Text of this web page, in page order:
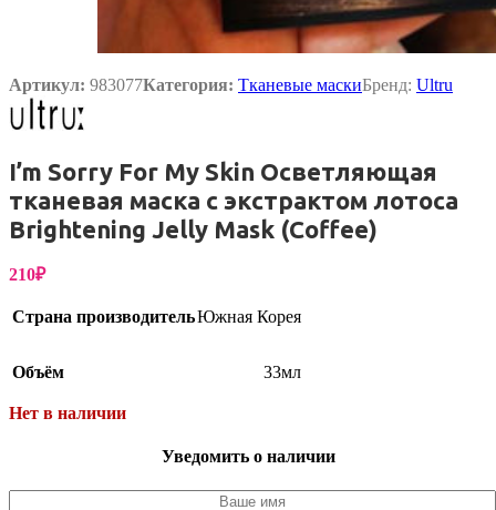
Артикул: 983077Категория: Тканевые маскиБренд: Ultru
I’m Sorry For My Skin Осветляющая
тканевая маска с экстрактом лотоса
Brightening Jelly Mask (Coffee)
210₽
Страна производительЮжная Корея
Объём 33мл
Нет в наличии
Уведомить о наличии